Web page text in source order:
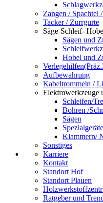
Zangen / Spachtel
Tacker / Zurrgurte
Säge-Schleif-
Sägen und
Hobel und
Aufbewahrung
Kabeltrommeln /
Elektrowerkzeuge
Schleifen/
Bohren /
Sägen
Spezialgeräte
Klammern/
Sonstiges
Karriere
Kontakt
Standort Hof
Standort Plauen
Ratgeber und